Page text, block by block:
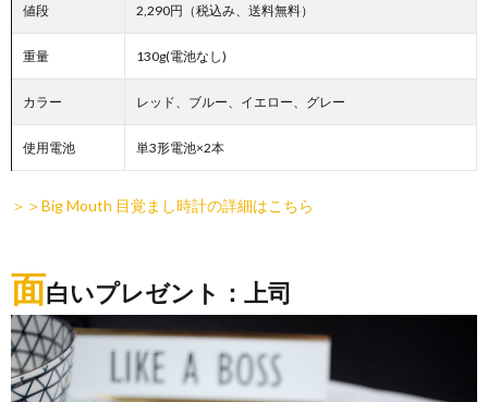
値段 2,290円（税込み、送料無料）
重量 130g(電池なし)
カラー レッド、ブルー、イエロー、グレー
使用電池 単3形電池×2本
＞＞Big Mouth 目覚まし時計の詳細はこちら
面白いプレゼント：上司